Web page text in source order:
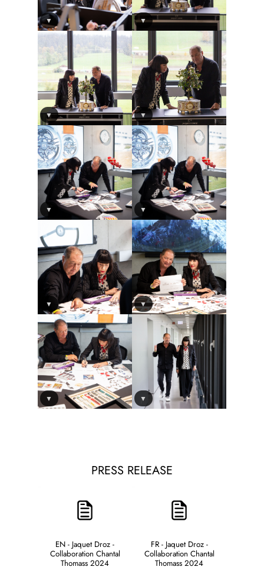
▼ ▼
▼ ▼
▼ ▼
▼ ▼
▼ ▼
PRESS RELEASE
EN - Jaquet Droz -
Collaboration Chantal
Thomass 2024
FR - Jaquet Droz -
Collaboration Chantal
Thomass 2024